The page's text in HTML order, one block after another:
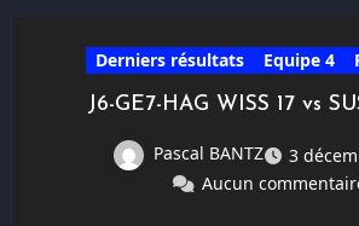
Derniers résultats Equipe 4
J6-GE7-HAG WISS 17 vs
Pascal BANTZ
3
Aucun